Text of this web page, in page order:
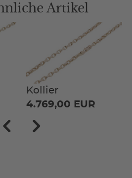
Artikel
Kollier
4.769,00 EUR